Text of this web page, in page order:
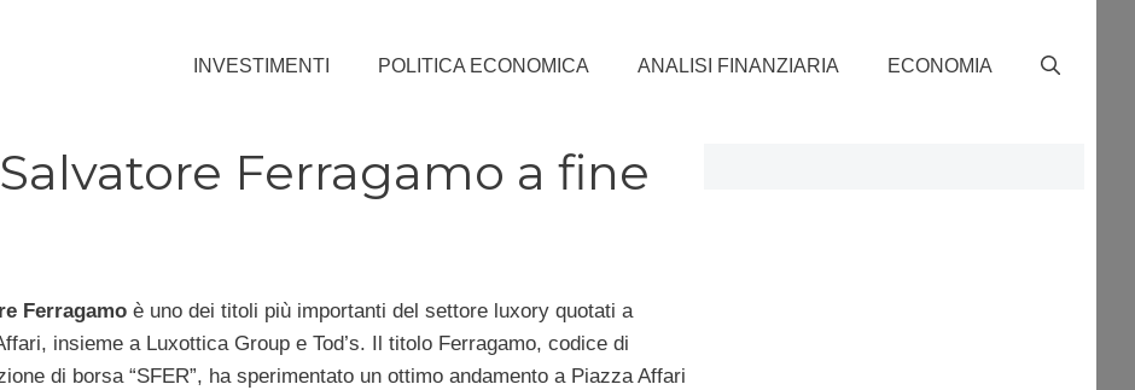
INVESTIMENTI POLITICA ECONOMICA ANALISI FINANZIARIA ECONOMIA
Ferragamo a fine
Ferragamo è uno dei titoli più importanti del settore luxory quotati a
insieme a Luxottica Group e Tod’s. Il titolo Ferragamo, codice di
di borsa “SFER”, ha sperimentato un ottimo andamento a Piazza Affari